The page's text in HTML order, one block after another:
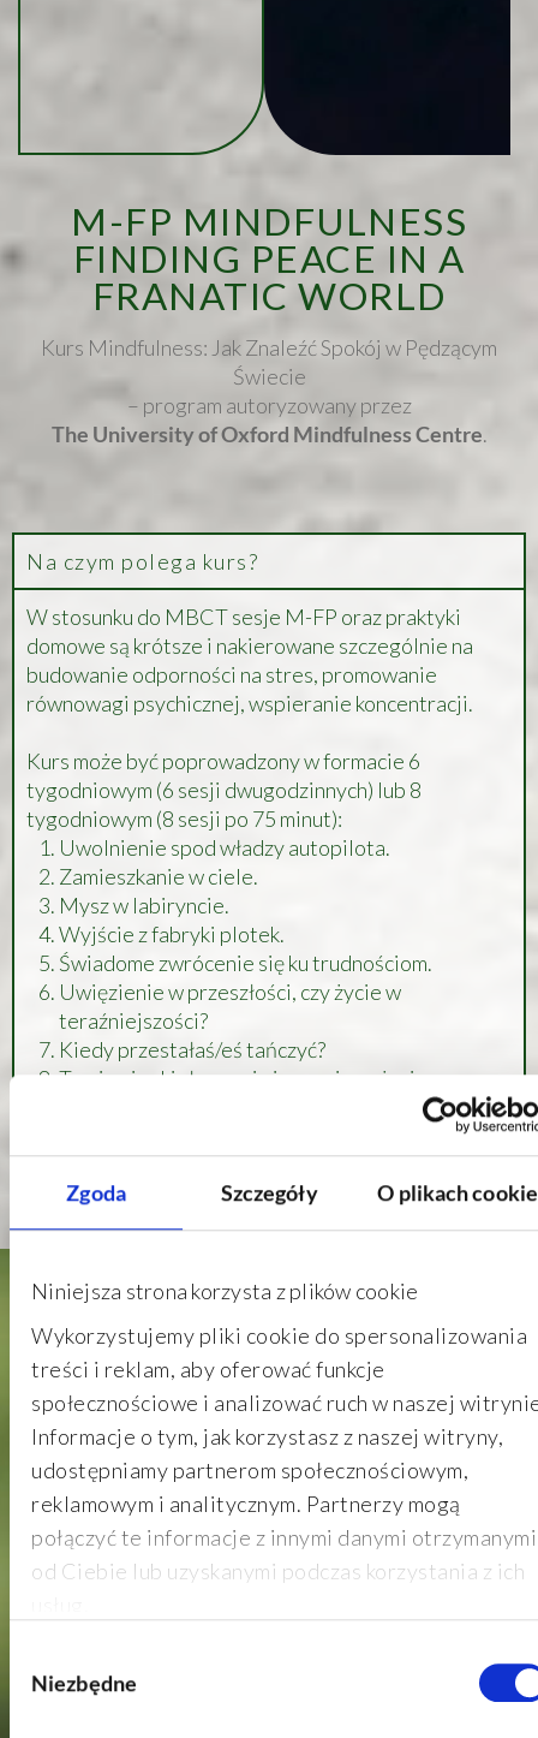
Zgoda Szczegóły O plikach
Niniejsza strona korzysta z plików cookie
Wykorzystujemy pliki cookie do spersonalizowania
treści i reklam, aby oferować funkcje
społecznościowe i analizować ruch w naszej
Informacje o tym, jak korzystasz z naszej witryny,
udostępniamy partnerom społecznościowym,
reklamowym i analitycznym. Partnerzy mogą
połączyć te informacje z innymi danymi otrzymanymi
od Ciebie lub uzyskanymi podczas korzystania z ich
Niezbędne
M-FP MINDFULNESS
FINDING PEACE IN A
FRANATIC WORLD​
Kurs Mindfulness: Jak Znaleźć Spokój w Pędzącym
Świecie
– program autoryzowany przez
The University of Oxford Mindfulness Centre.
Na czym polega kurs?
W stosunku do MBCT sesje M-FP oraz praktyki
domowe są krótsze i nakierowane szczególnie na
budowanie odporności na stres, promowanie
równowagi psychicznej, wspieranie koncentracji.
Kurs może być poprowadzony w formacie 6
tygodniowym (6 sesji dwugodzinnych) lub 8
tygodniowym (8 sesji po 75 minut):
Uwolnienie spod władzy autopilota.
Zamieszkanie w ciele.
Mysz w labiryncie.
Wyjście z fabryki plotek.
Świadome zwrócenie się ku trudnościom.
Uwięzienie w przeszłości, czy życie w
teraźniejszości?
Kiedy przestałaś/eś tańczyć?
Twoje nieokiełznane i nieocenione życie.